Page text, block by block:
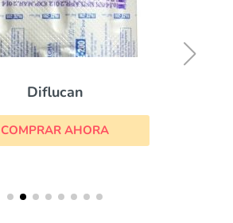
Diflucan
COMPRAR AHORA